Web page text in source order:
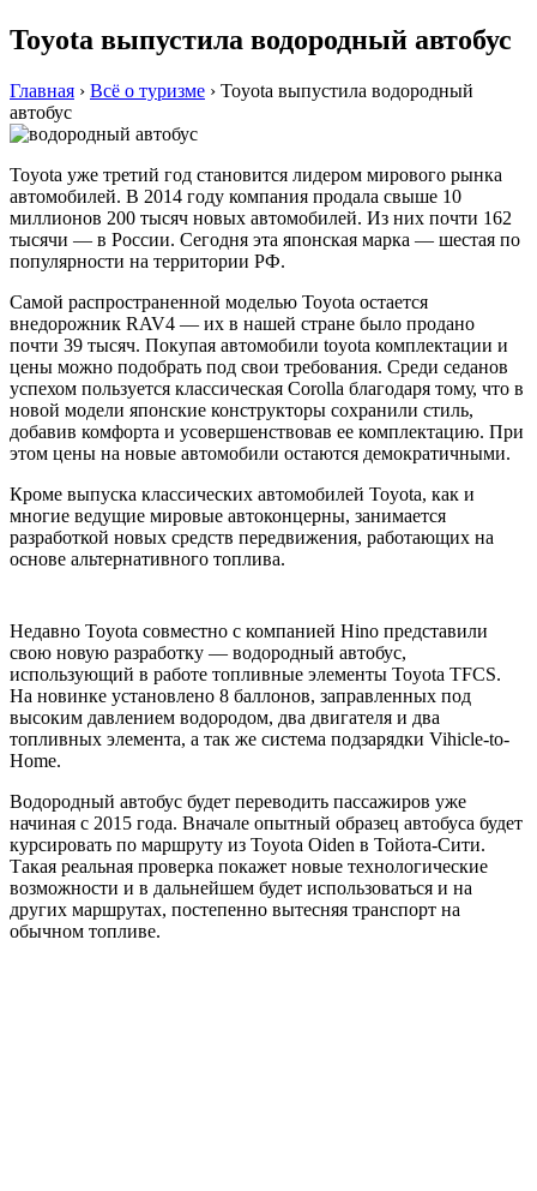
Toyota выпустила водородный автобус
Главная › Всё о туризме › Toyota выпустила водородный
автобус
Toyota уже третий год становится лидером мирового рынка
автомобилей. В 2014 году компания продала свыше 10
миллионов 200 тысяч новых автомобилей. Из них почти 162
тысячи — в России. Сегодня эта японская марка — шестая по
популярности на территории РФ.
Самой распространенной моделью Toyota остается
внедорожник RAV4 — их в нашей стране было продано
почти 39 тысяч. Покупая автомобили toyota комплектации и
цены можно подобрать под свои требования. Среди седанов
успехом пользуется классическая Corolla благодаря тому, что в
новой модели японские конструкторы сохранили стиль,
добавив комфорта и усовершенствовав ее комплектацию. При
этом цены на новые автомобили остаются демократичными.
Кроме выпуска классических автомобилей Toyota, как и
многие ведущие мировые автоконцерны, занимается
разработкой новых средств передвижения, работающих на
основе альтернативного топлива.
Недавно Toyota совместно с компанией Hino представили
свою новую разработку — водородный автобус,
использующий в работе топливные элементы Toyota TFCS.
На новинке установлено 8 баллонов, заправленных под
высоким давлением водородом, два двигателя и два
топливных элемента, а так же система подзарядки Vihicle-to-
Home.
Водородный автобус будет переводить пассажиров уже
начиная с 2015 года. Вначале опытный образец автобуса будет
курсировать по маршруту из Toyota Oiden в Тойота-Сити.
Такая реальная проверка покажет новые технологические
возможности и в дальнейшем будет использоваться и на
других маршрутах, постепенно вытесняя транспорт на
обычном топливе.